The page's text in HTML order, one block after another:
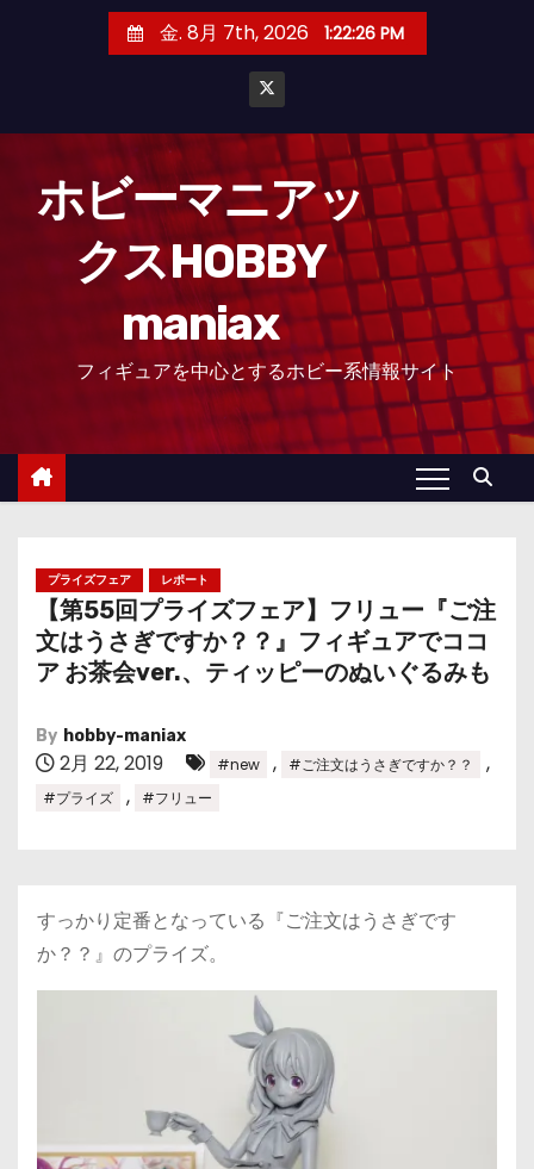
金. 8月 7th, 2026 1:22:27 PM
ホビーマニアッ
クスHOBBY
maniax
フィギュアを中心とするホビー系情報サイト
プライズフェア レポート
【第55回プライズフェア】フリュー『ご注
文はうさぎですか？？』フィギュアでココ
ア お茶会ver.、ティッピーのぬいぐるみも
By hobby-maniax
2月 22, 2019 #new , #ご注文はうさぎですか？？ ,
#プライズ , #フリュー
すっかり定番となっている『ご注文はうさぎです
か？？』のプライズ。